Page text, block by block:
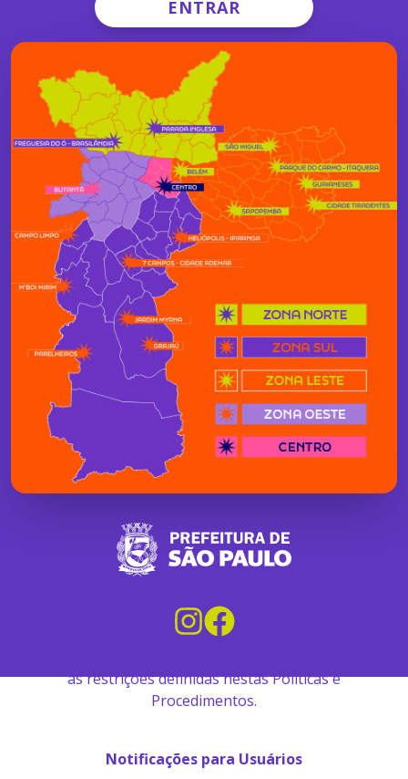
ENTRAR
extensões associadas aos sites relacionados. Caso
discorde ou tenha dúvidas, sugerimos que se
ABSTENHA DE NAVEGAR até esclarecer todas as
questões. A qualquer momento, você pode retornar
ao site, clicar em "termos e condições de uso" e reler
quantas vezes necessário.
Políticas e Procedimentos
As Políticas e Procedimentos da viradasp.com.br
orientam o uso deste site e todo o seu conteúdo
("Site"). Elas detalham as normas e regulamentos que
regem a utilização da ViradaSP, acessível pela URL
http://viradasp.prefeitura.sp.gov.br. Todo
material/informação/documento/serviço ou outras
entidades (coletivamente referidos como "conteúdo")
presentes em
http://viradasp.prefeitura.sp.gov.br
são regidos por estas Políticas e Procedimentos.
A ViradaSP faz uso de cookies. Ao acessar nosso site,
você concorda em utilizar cookies conforme nossa
nossos parceiros de site podem também utilizar
cookies.
A ViradaSP detém os direitos de propriedade
intelectual de todo o conteúdo. Você pode acessar
às restrições definidas nestas Políticas e
Procedimentos.
Notificações para Usuários